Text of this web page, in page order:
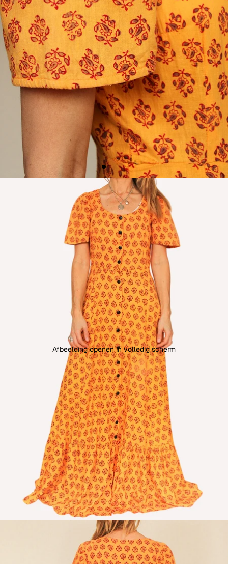
Afbeelding openen in volledig scherm